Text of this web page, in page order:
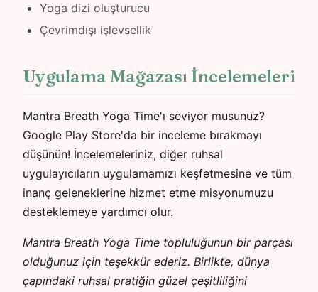
Yoga dizi oluşturucu
Çevrimdışı işlevsellik
Uygulama Mağazası İncelemeleri
Mantra Breath Yoga Time'ı seviyor musunuz?
Google Play Store'da bir inceleme bırakmayı
düşünün! İncelemeleriniz, diğer ruhsal
uygulayıcıların uygulamamızı keşfetmesine ve tüm
inanç geleneklerine hizmet etme misyonumuzu
desteklemeye yardımcı olur.
Mantra Breath Yoga Time topluluğunun bir parçası
olduğunuz için teşekkür ederiz. Birlikte, dünya
çapındaki ruhsal pratiğin güzel çeşitliliğini